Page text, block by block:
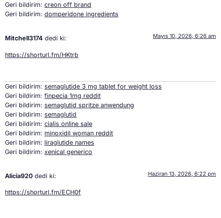
Geri bildirim: creon off brand
Geri bildirim: domperidone ingredients
Mitchell3174 dedi ki: Mayıs 10, 2026, 6:26 am
https://shorturl.fm/HKtrb
Geri bildirim: semaglutide 3 mg tablet for weight loss
Geri bildirim: finpecia 1mg reddit
Geri bildirim: semaglutid spritze anwendung
Geri bildirim: semaglutid
Geri bildirim: cialis online sale
Geri bildirim: minoxidil woman reddit
Geri bildirim: liraglutide names
Geri bildirim: xenical generico
Alicia920 dedi ki: Haziran 13, 2026, 6:22 pm
https://shorturl.fm/ECH0f